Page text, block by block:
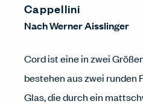
Cappellini
NachWerner Aisslinger
Cord ist eine in zwei
bestehen aus zwei runden
Glas, die durch ein